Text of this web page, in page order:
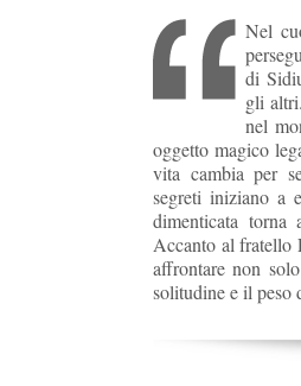
Nel
di
gli
nel
oggetto magico
vita cambia per
segreti iniziano a
dimenticata
Accanto al fratello
affrontare non
solitudine e il peso